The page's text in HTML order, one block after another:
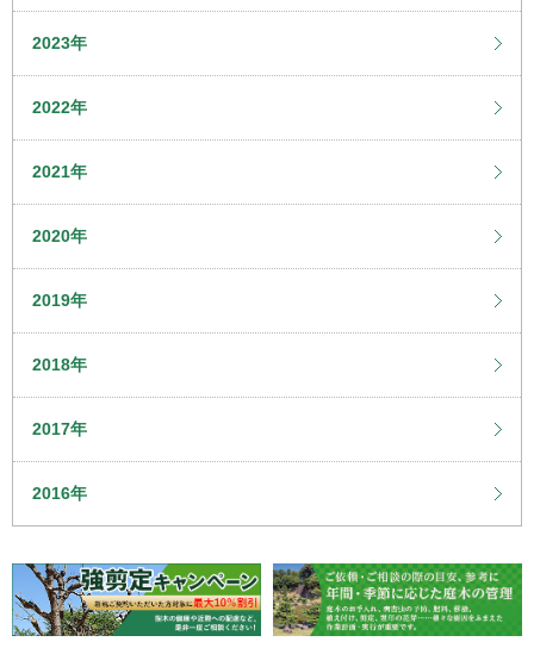
2023年
2022年
2021年
2020年
2019年
2018年
2017年
2016年